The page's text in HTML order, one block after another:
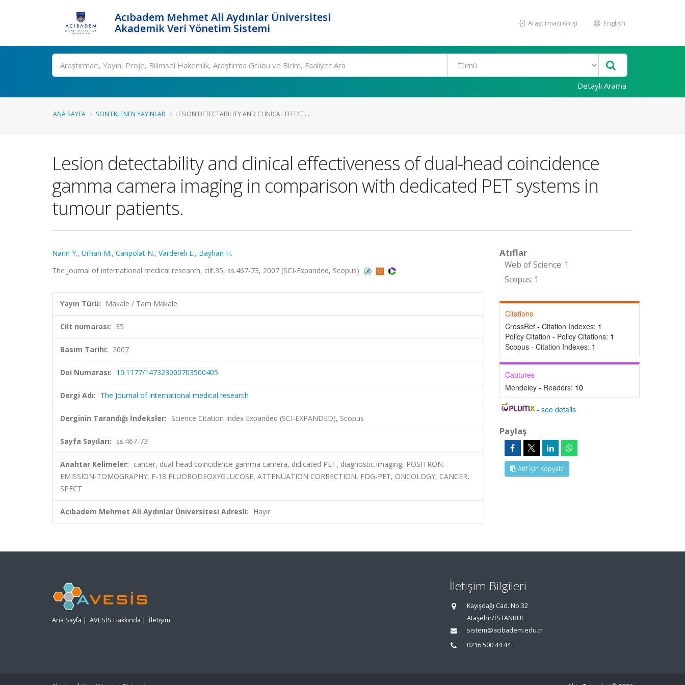
Acıbadem Mehmet Ali Aydınlar Üniversitesi
Akademik Veri Yönetim Sistemi
Araştırmacı Girişi English
Ara
Detaylı Arama
ANA SAYFA SON EKLENEN YAYINLAR LESION DETECTABILITY AND CLINICAL EFFECT...
Lesion detectability and clinical effectiveness of dual-head coincidence
gamma camera imaging in comparison with dedicated PET systems in
tumour patients.
Narin Y., Urhan M., Canpolat N., Vardereli E., Bayhan H.
The Journal of international medical research, cilt.35, ss.467-73, 2007 (SCI-Expanded, Scopus)
Yayın Türü: Makale / Tam Makale
Cilt numarası: 35
Basım Tarihi: 2007
Doi Numarası: 10.1177/147323000703500405
Dergi Adı: The Journal of international medical research
Derginin Tarandığı İndeksler: Science Citation Index Expanded (SCI-EXPANDED), Scopus
Sayfa Sayıları: ss.467-73
Anahtar Kelimeler: cancer, dual-head coincidence gamma camera, didicated PET, diagnostic imaging, POSITRON-
EMISSION-TOMOGRAPHY, F-18 FLUORODEOXYGLUCOSE, ATTENUATION CORRECTION, FDG-PET, ONCOLOGY, CANCER,
SPECT
Acıbadem Mehmet Ali Aydınlar Üniversitesi Adresli: Hayır
Atıflar
Web of Science: 1
Scopus: 1
Citations
CrossRef - Citation Indexes: 1
Policy Citation - Policy Citations: 1
Scopus - Citation Indexes: 1
Captures
Mendeley - Readers: 10
-see details
Paylaş
Atıf İçin Kopyala
Ana Sayfa | AVESİS Hakkında | İletişim
İletişim Bilgileri
Kayışdağı Cad. No:32
Ataşehir/İSTANBUL
sistem@acibadem.edu.tr
0216 500 44 44